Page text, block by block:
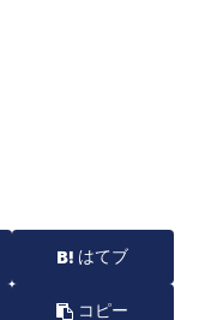
はてブ
コピー